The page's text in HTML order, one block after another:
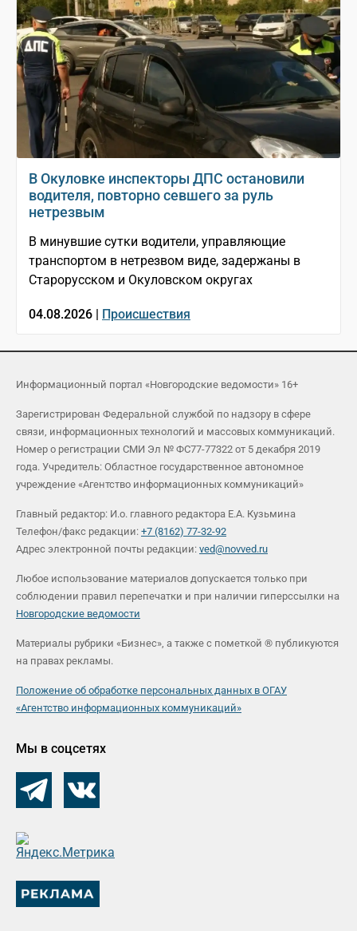
В Окуловке инспекторы ДПС остановили
водителя, повторно севшего за руль
нетрезвым
В минувшие сутки водители, управляющие
транспортом в нетрезвом виде, задержаны в
Старорусском и Окуловском округах
04.08.2026 | Происшествия
Информационный портал «Новгородские ведомости» 16+
Зарегистрирован Федеральной службой по надзору в сфере
связи, информационных технологий и массовых коммуникаций.
Номер о регистрации СМИ Эл № ФС77-77322 от 5 декабря 2019
года. Учредитель: Областное государственное автономное
учреждение «Агентство информационных коммуникаций»
Главный редактор: И.о. главного редактора Е.А. Кузьмина
Телефон/факс редакции: +7 (8162) 77-32-92
Адрес электронной почты редакции: ved@novved.ru
Любое использование материалов допускается только при
соблюдении правил перепечатки и при наличии гиперссылки на
Новгородские ведомости
Материалы рубрики «Бизнес», а также с пометкой ® публикуются
на правах рекламы.
Положение об обработке персональных данных в ОГАУ
«Агентство информационных коммуникаций»
Мы в соцсетях